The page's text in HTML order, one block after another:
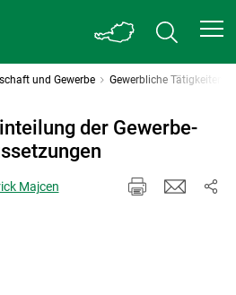
und Gewerbe Gewerbliche Tätigkeiten
der Gewerbe-
Majcen